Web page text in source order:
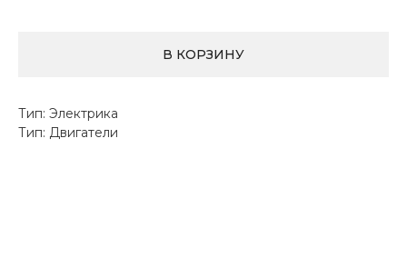
В КОРЗИНУ
Тип: Электрика
Тип: Двигатели